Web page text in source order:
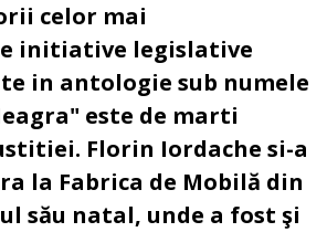
celor mai
initiative legislative
in antologie sub numele
este de marti
Florin Iordache si-a
la Fabrica de Mobilă din
său natal, unde a fost şi